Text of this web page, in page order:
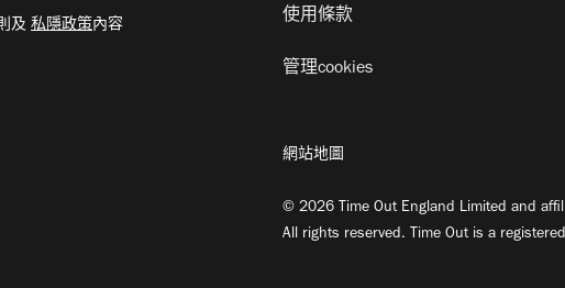
及 私隱政策內容
使用條款
管理cookies
網站地圖
© 2026 Time Out England Limited and
All rights reserved. Time Out is a